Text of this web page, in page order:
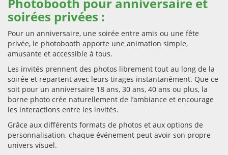
soirées privées :
Pour un anniversaire, une soirée entre amis ou une fête
privée, le photobooth apporte une animation simple,
amusante et accessible à tous.
Les invités prennent des photos librement tout au long de la
soirée et repartent avec leurs tirages instantanément. Que ce
soit pour un anniversaire 18 ans, 30 ans, 40 ans ou plus, la
borne photo crée naturellement de l’ambiance et encourage
les interactions entre les invités.
Grâce aux différents formats de photos et aux options de
personnalisation, chaque événement peut avoir son propre
univers visuel.